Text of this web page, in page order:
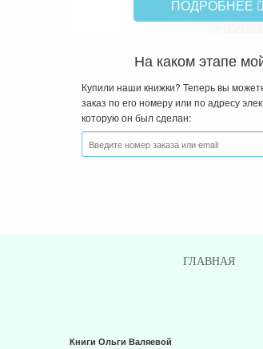
ПОДРОБНЕЕ
На каком этапе
Купили наши книжки? Теперь вы
заказ по его номеру или по адресу
которую он был сделан:
ГЛАВНАЯ
Книги Ольги Валяевой